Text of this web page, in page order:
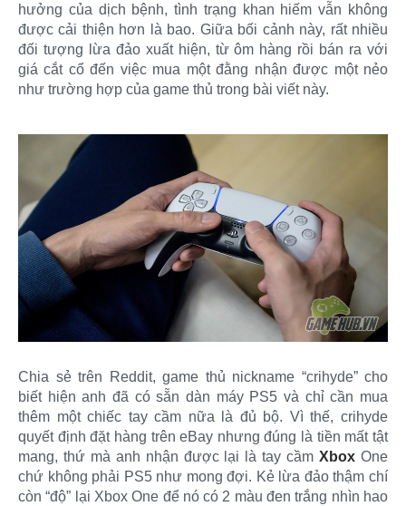
hưởng của dịch bệnh, tình trạng khan hiếm vẫn không
được cải thiện hơn là bao. Giữa bối cảnh này, rất nhiều
đối tượng lừa đảo xuất hiện, từ ôm hàng rồi bán ra với
giá cắt cổ đến việc mua một đằng nhận được một nẻo
như trường hợp của game thủ trong bài viết này.
Chia sẻ trên Reddit, game thủ nickname “crihyde” cho
biết hiện anh đã có sẵn dàn máy PS5 và chỉ cần mua
thêm một chiếc tay cầm nữa là đủ bộ. Vì thế, crihyde
quyết định đặt hàng trên eBay nhưng đúng là tiền mất tật
mang, thứ mà anh nhận được lại là tay cầmXbox One
chứ không phải PS5 như mong đợi. Kẻ lừa đảo thậm chí
còn “độ” lại Xbox One để nó có 2 màu đen trắng nhìn hao